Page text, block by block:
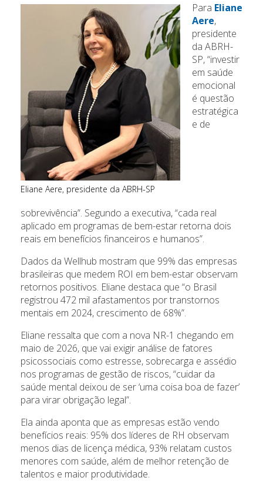
Eliane Aere, presidente da ABRH-SP
Para Eliane
Aere,
presidente
da ABRH-
SP, “investir
em saúde
emocional
é questão
estratégica
e de
sobrevivência”. Segundo a executiva, “cada real
aplicado em programas de bem-estar retorna dois
reais em benefícios financeiros e humanos”.
Dados da Wellhub mostram que 99% das empresas
brasileiras que medem ROI em bem-estar observam
retornos positivos. Eliane destaca que “o Brasil
registrou 472 mil afastamentos por transtornos
mentais em 2024, crescimento de 68%”.
Eliane ressalta que com a nova NR-1 chegando em
maio de 2026, que vai exigir análise de fatores
psicossociais como estresse, sobrecarga e assédio
nos programas de gestão de riscos, “cuidar da
saúde mental deixou de ser ‘uma coisa boa de fazer’
para virar obrigação legal”.
Ela ainda aponta que as empresas estão vendo
benefícios reais: 95% dos líderes de RH observam
menos dias de licença médica, 93% relatam custos
menores com saúde, além de melhor retenção de
talentos e maior produtividade.